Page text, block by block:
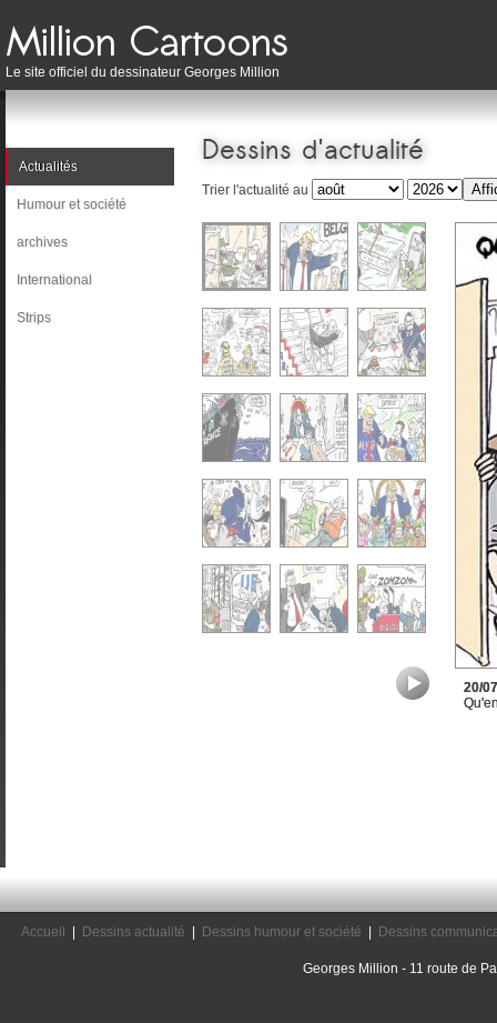
Le site officiel du dessinateur Georges Million
Actualités
Humour et société
archives
International
Strips
Dessins d'actualité
Trier l'actualité au
20/
Accueil Dessins actualité Dessins humour et société Dessins
Georges Million - 11 route de